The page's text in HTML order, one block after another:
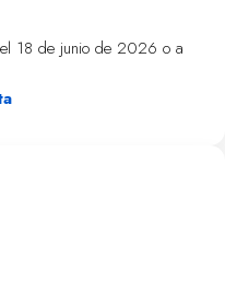
18 de junio de 2026 o a
Waves, una de las
todas las actividades
pistas deportivas,
y mucho más.